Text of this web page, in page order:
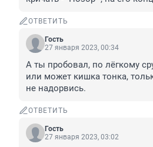
ОТВЕТИТЬ
Гость
27 января 2023, 00:34
А ты пробовал, по лёгкому
или может кишка тонка,
не надорвись.
ОТВЕТИТЬ
Гость
27 января 2023, 03:02